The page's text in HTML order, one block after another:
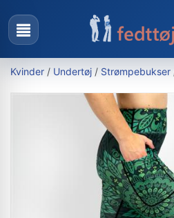
Kvinder / Undertøj / Strømpebukser